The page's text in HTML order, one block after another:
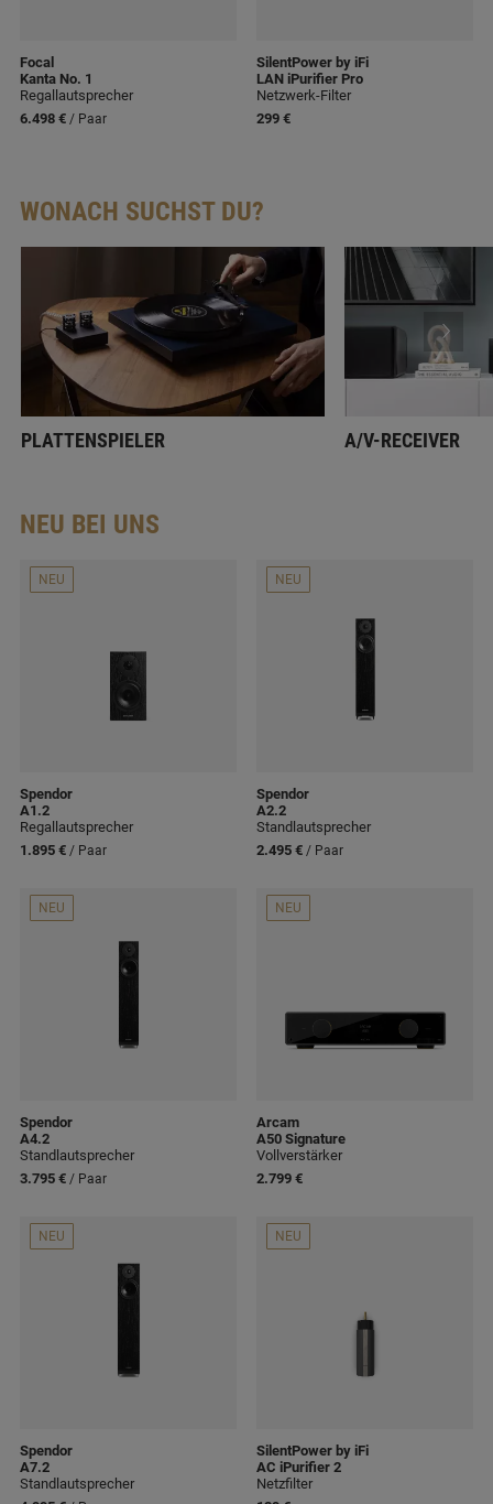
Focal
Kanta No. 1
Regallautsprecher
6.498 € / Paar
SilentPower by iFi
LAN iPurifier Pro
Netzwerk-Filter
299 €
WONACH SUCHST DU?
PLATTENSPIELER A/V-RECEIVER
NEU BEI UNS
NEU
Spendor
A1.2
Regallautsprecher
1.895 € / Paar
NEU
Spendor
A2.2
Standlautsprecher
2.495 € / Paar
NEU
Spendor
A4.2
Standlautsprecher
3.795 € / Paar
NEU
Arcam
A50 Signature
Vollverstärker
2.799 €
NEU
Spendor
A7.2
Standlautsprecher
NEU
SilentPower by iFi
AC iPurifier 2
Netzfilter